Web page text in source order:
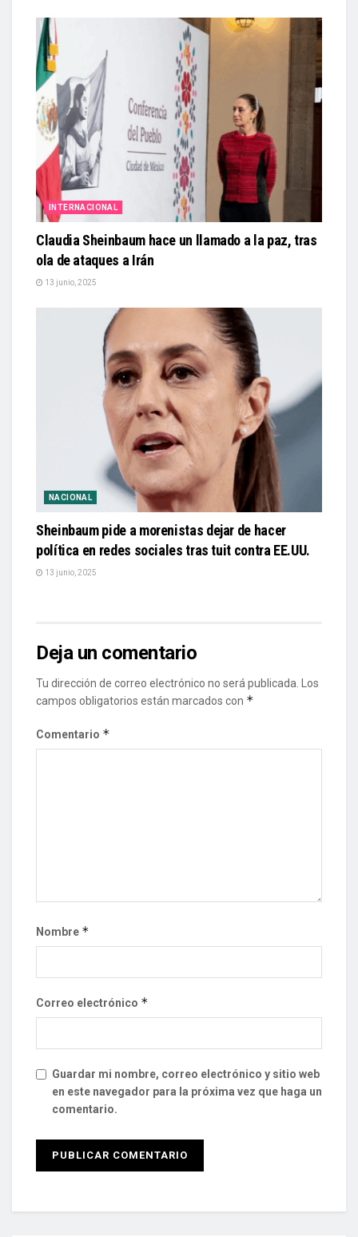
INTERNACIONAL
Claudia Sheinbaum hace un llamado a la paz, tras
ola de ataques a Irán
13 junio, 2025
NACIONAL
Sheinbaum pide a morenistas dejar de hacer
política en redes sociales tras tuit contra EE.UU.
13 junio, 2025
Deja un comentario
Tu dirección de correo electrónico no será publicada.
Los
campos obligatorios están marcados con *
Comentario *
Nombre *
Correo electrónico *
Guardar mi nombre, correo electrónico y sitio web
en este navegador para la próxima vez que haga un
comentario.